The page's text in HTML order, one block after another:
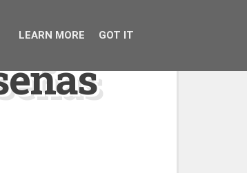
LEARN MORE GOT IT